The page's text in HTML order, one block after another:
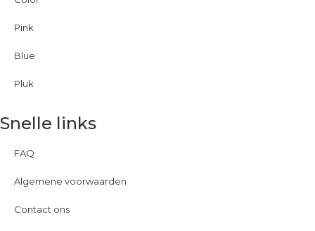
Pink
Blue
Pluk
Snelle links
FAQ
Algemene voorwaarden
Contact ons